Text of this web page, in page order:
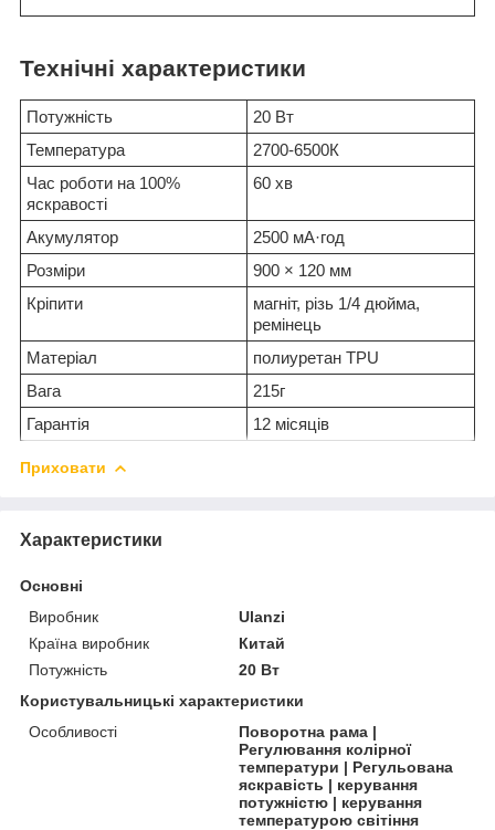
Технічні характеристики
Потужність
20 Вт
Температура
2700-6500К
Час роботи на 100%
яскравості
60 хв
Акумулятор
2500 мА·год
Розміри
900 × 120 мм
Кріпити
магніт, різь 1/4 дюйма,
ремінець
Матеріал
полиуретан TPU
Вага
215г
Гарантія
12 місяців
Приховати
Характеристики
Основні
Виробник
Ulanzi
Країна виробник
Китай
Потужність
20 Вт
Користувальницькі характеристики
Особливості
Поворотна рама |
Регулювання колірної
температури | Регульована
яскравість | керування
потужністю | керування
температурою світіння